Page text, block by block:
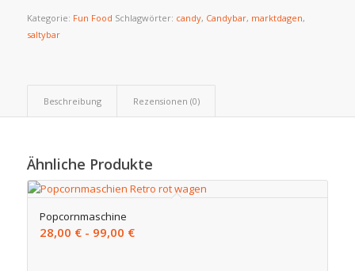
Kategorie: Fun Food Schlagwörter: candy, Candybar, marktdagen,
saltybar
Beschreibung Rezensionen (0)
Ähnliche Produkte
Popcornmaschine
28,00 €- 99,00 €